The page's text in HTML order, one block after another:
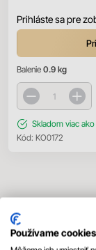
Prihláste sa pre
Balenie 0.9 kg
Skladom viac ako
Kód: KO0172
Mohlo by sa
Používame cookies